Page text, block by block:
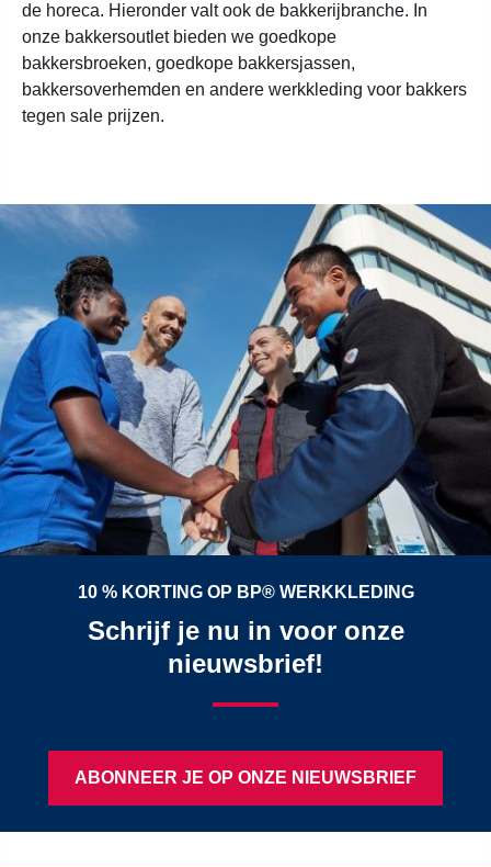
de horeca. Hieronder valt ook de bakkerijbranche. In
onze bakkersoutlet bieden we goedkope
bakkersbroeken, goedkope bakkersjassen,
bakkersoverhemden en andere werkkleding voor bakkers
tegen sale prijzen.
10 % KORTING OP BP® WERKKLEDING
Schrijf je nu in voor onze
nieuwsbrief!
ABONNEER JE OP ONZE NIEUWSBRIEF